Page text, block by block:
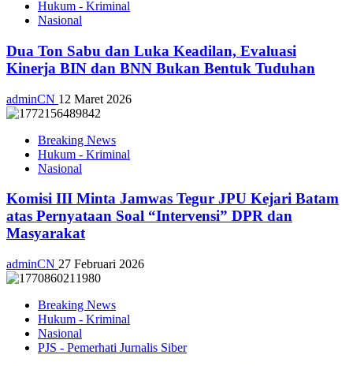
Hukum - Kriminal
Nasional
Dua Ton Sabu dan Luka Keadilan, Evaluasi
Kinerja BIN dan BNN Bukan Bentuk Tuduhan
adminCN 12 Maret 2026
Breaking News
Hukum - Kriminal
Nasional
Komisi III Minta Jamwas Tegur JPU Kejari Batam
atas Pernyataan Soal “Intervensi” DPR dan
Masyarakat
adminCN 27 Februari 2026
Breaking News
Hukum - Kriminal
Nasional
PJS - Pemerhati Jurnalis Siber